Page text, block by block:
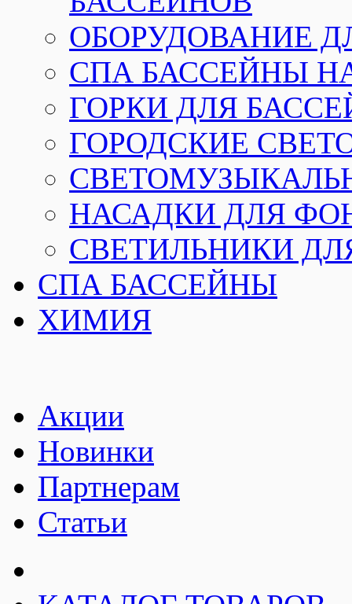
ОБОРУДОВАНИЕ
СПА БАССЕЙНЫ
ГОРКИ ДЛЯ
ГОРОДСКИЕ
НАСАДКИ ДЛЯ
СВЕТИЛЬНИКИ
СПА БАССЕЙНЫ
ХИМИЯ
Акции
Новинки
Партнерам
Статьи